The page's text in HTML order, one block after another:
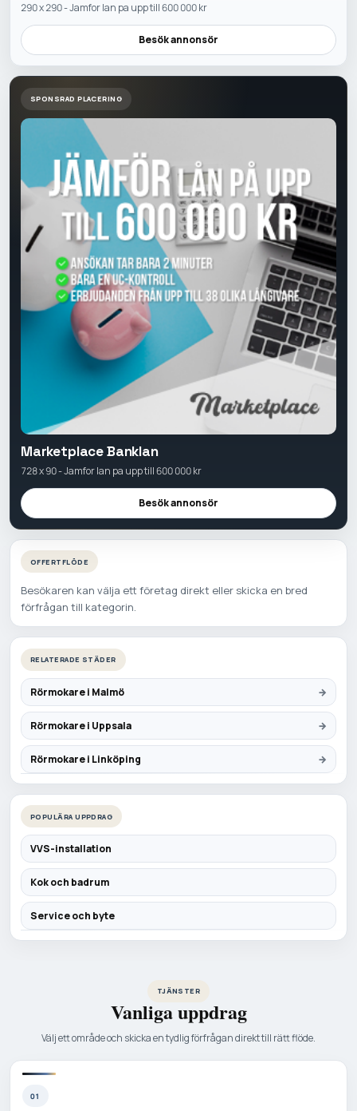
290 x 290 - Jamfor lan pa upp till 600 000 kr
Besök annonsör
SPONSRAD PLACERING
Marketplace Banklan
728 x 90 - Jamfor lan pa upp till 600 000 kr
Besök annonsör
OFFERTFLÖDE
Besökaren kan välja ett företag direkt eller skicka en bred
förfrågan till kategorin.
RELATERADE STÄDER
Rörmokare i Malmö
Rörmokare i Uppsala
Rörmokare i Linköping
POPULÄRA UPPDRAG
VVS-installation
Kok och badrum
Service och byte
TJÄNSTER
Vanliga uppdrag
Välj ett område och skicka en tydlig förfrågan direkt till rätt flöde.
01